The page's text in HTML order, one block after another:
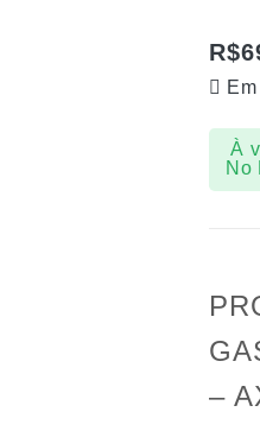
R$
À
No
–